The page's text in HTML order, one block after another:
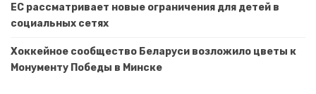
ЕС рассматривает новые ограничения для детей в
социальных сетях
Хоккейное сообщество Беларуси возложило цветы к
Монументу Победы в Минске